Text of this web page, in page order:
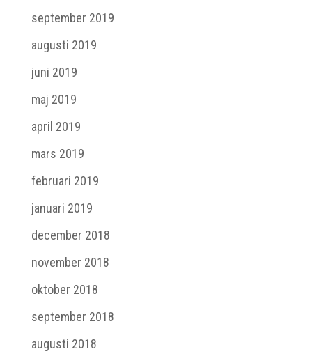
september 2019
augusti 2019
juni 2019
maj 2019
april 2019
mars 2019
februari 2019
januari 2019
december 2018
november 2018
oktober 2018
september 2018
augusti 2018